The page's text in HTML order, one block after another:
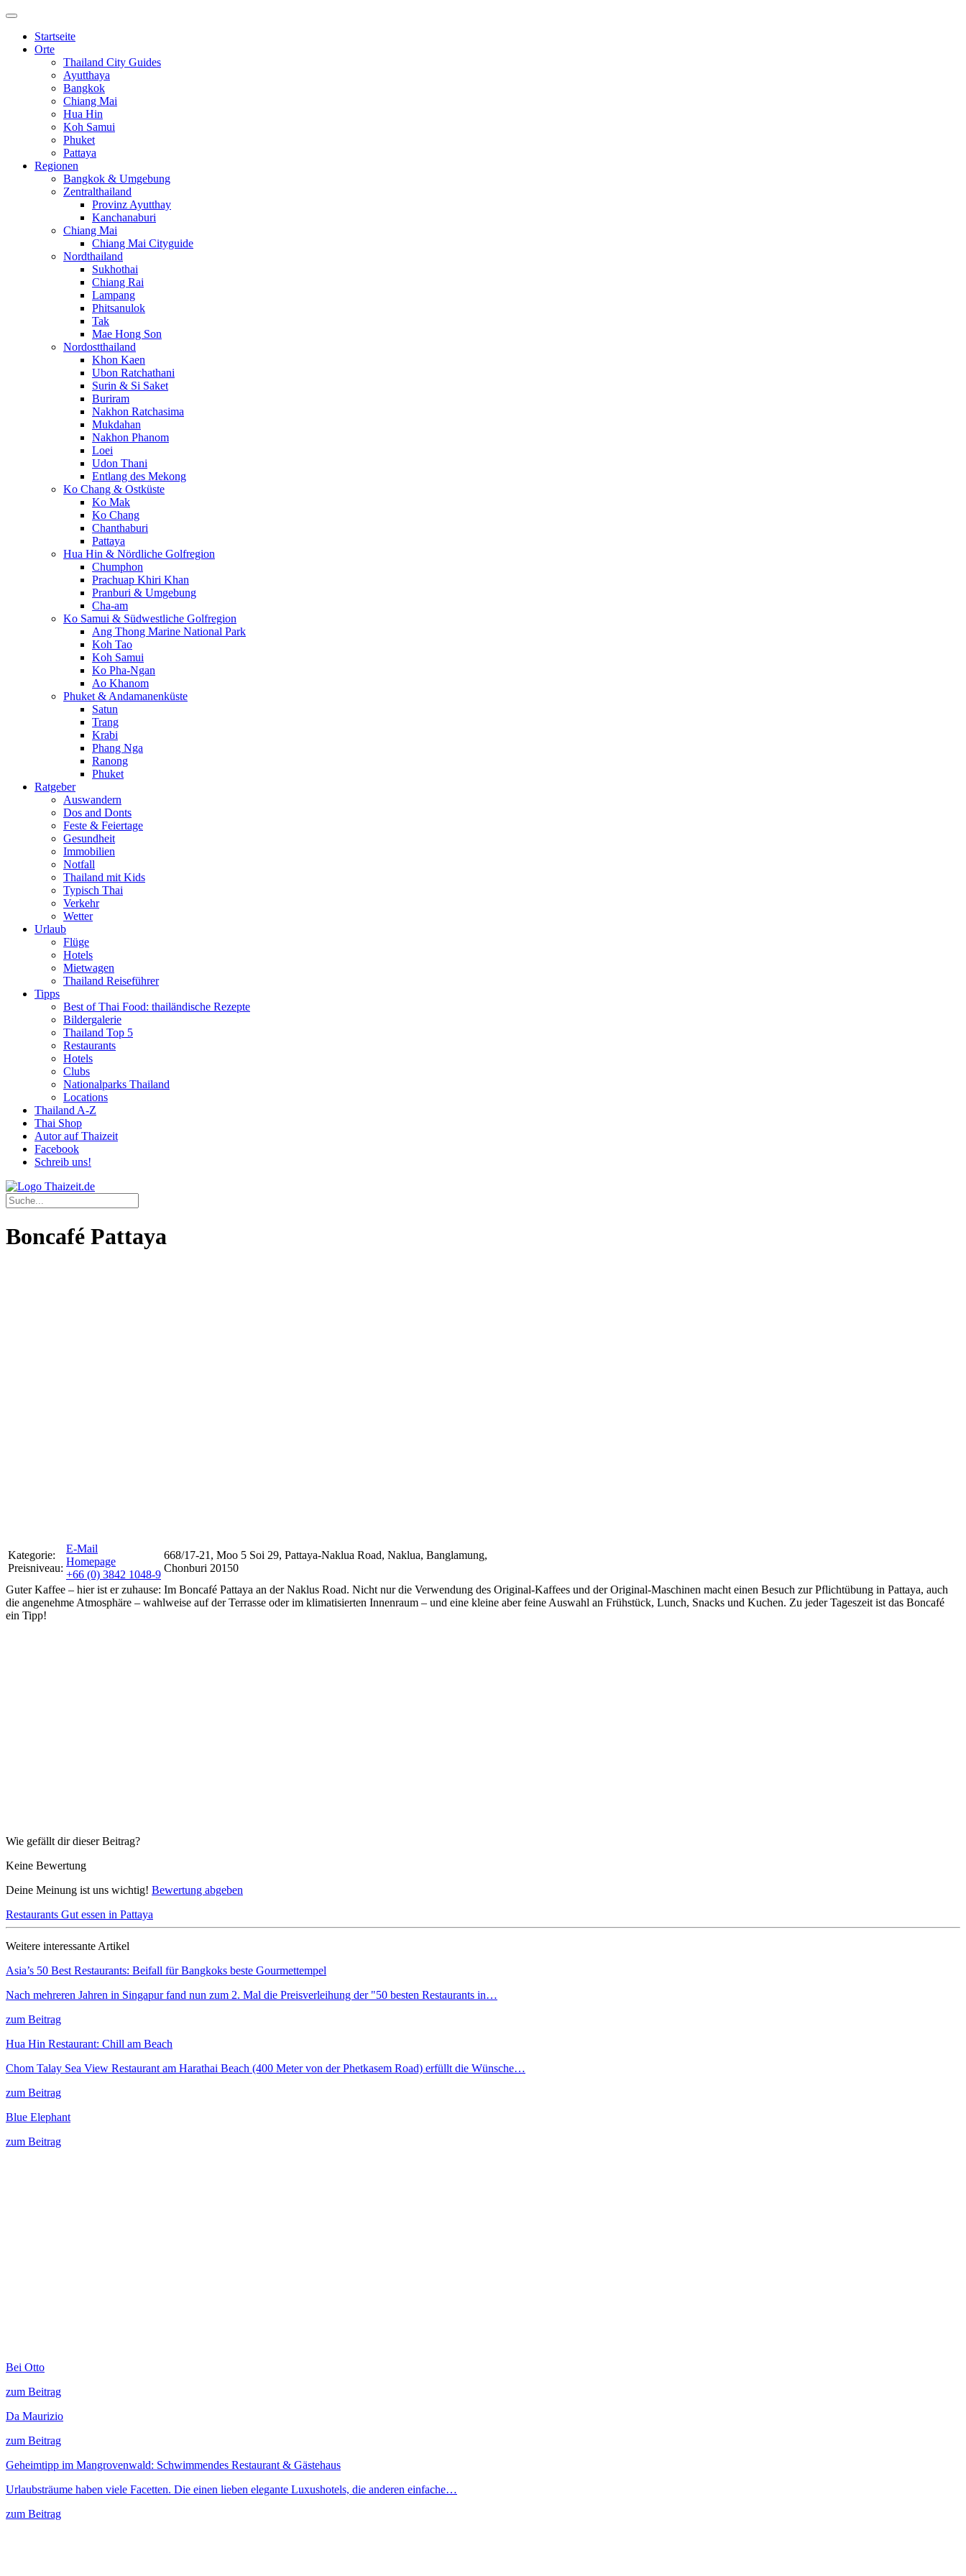
Startseite
Orte
Thailand City Guides
Ayutthaya
Bangkok
Chiang Mai
Hua Hin
Koh Samui
Phuket
Pattaya
Regionen
Bangkok & Umgebung
Zentralthailand
Provinz Ayutthay
Kanchanaburi
Chiang Mai
Chiang Mai Cityguide
Nordthailand
Sukhothai
Chiang Rai
Lampang
Phitsanulok
Tak
Mae Hong Son
Nordostthailand
Khon Kaen
Ubon Ratchathani
Surin & Si Saket
Buriram
Nakhon Ratchasima
Mukdahan
Nakhon Phanom
Loei
Udon Thani
Entlang des Mekong
Ko Chang & Ostküste
Ko Mak
Ko Chang
Chanthaburi
Pattaya
Hua Hin & Nördliche Golfregion
Chumphon
Prachuap Khiri Khan
Pranburi & Umgebung
Cha-am
Ko Samui & Südwestliche Golfregion
Ang Thong Marine National Park
Koh Tao
Koh Samui
Ko Pha-Ngan
Ao Khanom
Phuket & Andamanenküste
Satun
Trang
Krabi
Phang Nga
Ranong
Phuket
Ratgeber
Auswandern
Dos and Donts
Feste & Feiertage
Gesundheit
Immobilien
Notfall
Thailand mit Kids
Typisch Thai
Verkehr
Wetter
Urlaub
Flüge
Hotels
Mietwagen
Thailand Reiseführer
Tipps
Best of Thai Food: thailändische Rezepte
Bildergalerie
Thailand Top 5
Restaurants
Hotels
Clubs
Nationalparks Thailand
Locations
Thailand A-Z
Thai Shop
Autor auf Thaizeit
Facebook
Schreib uns!
Boncafé Pattaya
Kategorie:
Preisniveau:
E-Mail
Homepage
+66 (0) 3842 1048-9
668/17-21, Moo 5 Soi 29, Pattaya-Naklua Road, Naklua, Banglamung,
Chonburi 20150
Guter Kaffee – hier ist er zuhause: Im Boncafé Pattaya an der Naklus Road. Nicht nur die Verwendung des Original-Kaffees und der Original-Maschinen macht einen Besuch zur Pflichtübung in Pattaya, auch
die angenehme Atmosphäre – wahlweise auf der Terrasse oder im klimatisierten Innenraum – und eine kleine aber feine Auswahl an Frühstück, Lunch, Snacks und Kuchen. Zu jeder Tageszeit ist das Boncafé
ein Tipp!
Wie gefällt dir dieser Beitrag?
Keine Bewertung
Deine Meinung ist uns wichtig! Bewertung abgeben
Restaurants Gut essen in Pattaya
Weitere interessante Artikel
Asia’s 50 Best Restaurants: Beifall für Bangkoks beste Gourmettempel
Nach mehreren Jahren in Singapur fand nun zum 2. Mal die Preisverleihung der "50 besten Restaurants in…
zum Beitrag
Hua Hin Restaurant: Chill am Beach
Chom Talay Sea View Restaurant am Harathai Beach (400 Meter von der Phetkasem Road) erfüllt die Wünsche…
zum Beitrag
Blue Elephant
zum Beitrag
Bei Otto
zum Beitrag
Da Maurizio
zum Beitrag
Geheimtipp im Mangrovenwald: Schwimmendes Restaurant & Gästehaus
Urlaubsträume haben viele Facetten. Die einen lieben elegante Luxushotels, die anderen einfache…
zum Beitrag